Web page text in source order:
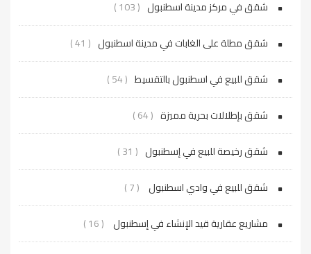
شقق في مركز مدينة اسطنبول ( 103 )
شقق مطلة على الغابات في مدينة اسطنبول ( 41 )
شقق للبيع في اسطنبول بالتقسيط ( 54 )
شقق بإطلالات بحرية مميزة ( 64 )
شقق رخيصة للبيع في إسطنبول ( 31 )
شقق للبيع في وادي اسطنبول ( 7 )
مشاريع عقارية قيد الإنشاء في إسطنبول ( 16 )